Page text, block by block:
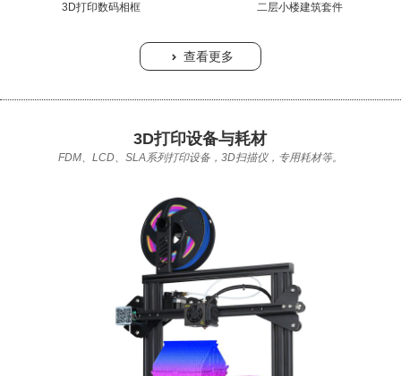
3D打印数码相框 二层小楼建筑套件
 查看更多
3D打印设备与耗材
FDM、LCD、SLA系列打印设备，3D扫描仪，专用耗材等。